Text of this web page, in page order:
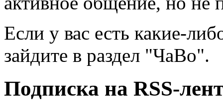
Если у вас есть какие-
зайдите в раздел "ЧаВо".
Подписка на RSS-